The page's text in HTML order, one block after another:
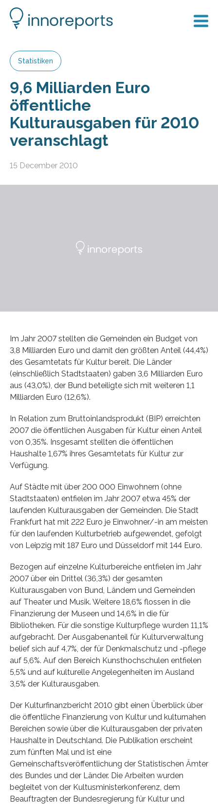
Statistiken
9,6 Milliarden Euro
öffentliche
Kulturausgaben für 2010
veranschlagt
15 December 2010
Im Jahr 2007 stellten die Gemeinden ein Budget von
3,8 Milliarden Euro und damit den größten Anteil (44,4%)
des Gesamtetats für Kultur bereit. Die Länder
(einschließlich Stadtstaaten) gaben 3,6 Milliarden Euro
aus (43,0%), der Bund beteiligte sich mit weiteren 1,1
Milliarden Euro (12,6%).
In Relation zum Bruttoinlandsprodukt (BIP) erreichten
2007 die öffentlichen Ausgaben für Kultur einen Anteil
von 0,35%. Insgesamt stellten die öffentlichen
Haushalte 1,67% ihres Gesamtetats für Kultur zur
Verfügung.
Auf Städte mit über 200 000 Einwohnern (ohne
Stadtstaaten) entfielen im Jahr 2007 etwa 45% der
laufenden Kulturausgaben der Gemeinden. Die Stadt
Frankfurt hat mit 222 Euro je Einwohner/-in am meisten
für den laufenden Kulturbetrieb aufgewendet, gefolgt
von Leipzig mit 187 Euro und Düsseldorf mit 144 Euro.
Bezogen auf einzelne Kulturbereiche entfielen im Jahr
2007 über ein Drittel (36,3%) der gesamten
Kulturausgaben von Bund, Ländern und Gemeinden
auf Theater und Musik. Weitere 18,6% flossen in die
Finanzierung der Museen und 14,6% in die für
Bibliotheken. Für die sonstige Kulturpflege wurden 11,1%
aufgebracht. Der Ausgabenanteil für Kulturverwaltung
belief sich auf 4,7%, der für Denkmalschutz und -pflege
auf 5,6%. Auf den Bereich Kunsthochschulen entfielen
5,5% und auf kulturelle Angelegenheiten im Ausland
3,5% der Kulturausgaben.
Der Kulturfinanzbericht 2010 gibt einen Überblick über
die öffentliche Finanzierung von Kultur und kulturnahen
Bereichen sowie über die Kulturausgaben der privaten
Haushalte in Deutschland. Die Publikation erscheint
zum fünften Mal und ist eine
Gemeinschaftsveröffentlichung der Statistischen Ämter
des Bundes und der Länder. Die Arbeiten wurden
begleitet von der Kultusministerkonferenz, dem
Beauftragten der Bundesregierung für Kultur und